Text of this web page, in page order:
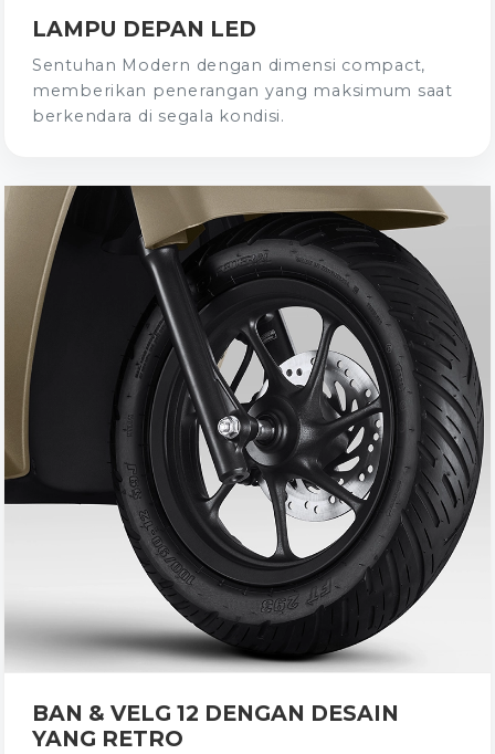
LAMPU DEPAN LED
Sentuhan Modern dengan dimensi compact,
memberikan penerangan yang maksimum saat
berkendara di segala kondisi.
BAN & VELG 12 DENGAN DESAIN
YANG RETRO